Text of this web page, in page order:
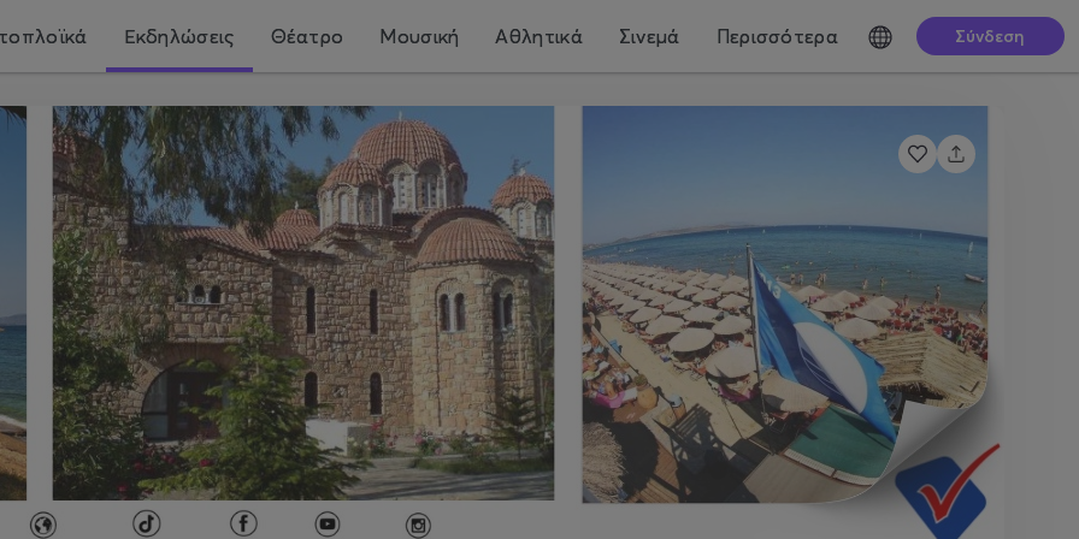
Εκδηλώσεις Θέατρο Μουσική Αθλητικά Σινεμά Περισσότερα Σύνδεση